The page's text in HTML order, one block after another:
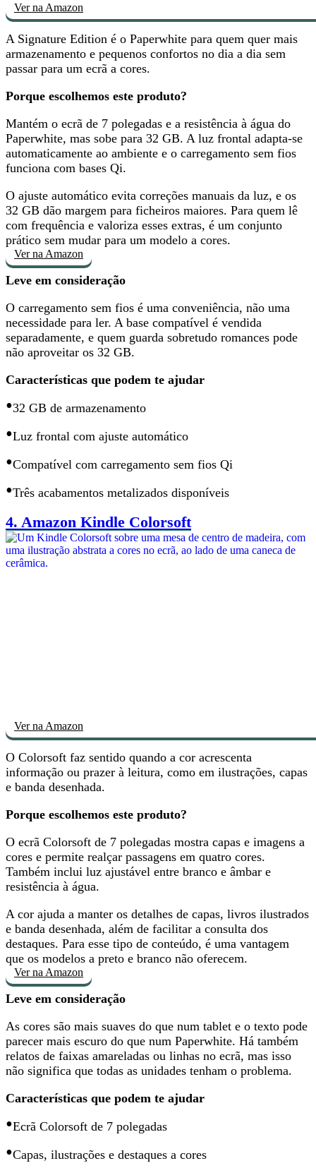
Ver na Amazon
A Signature Edition é o Paperwhite para quem quer mais
armazenamento e pequenos confortos no dia a dia sem
passar para um ecrã a cores.
Porque escolhemos este produto?
Mantém o ecrã de 7 polegadas e a resistência à água do
Paperwhite, mas sobe para 32 GB. A luz frontal adapta-se
automaticamente ao ambiente e o carregamento sem fios
funciona com bases Qi.
O ajuste automático evita correções manuais da luz, e os
32 GB dão margem para ficheiros maiores. Para quem lê
com frequência e valoriza esses extras, é um conjunto
prático sem mudar para um modelo a cores.
Ver na Amazon
Leve em consideração
O carregamento sem fios é uma conveniência, não uma
necessidade para ler. A base compatível é vendida
separadamente, e quem guarda sobretudo romances pode
não aproveitar os 32 GB.
Características que podem te ajudar
•32 GB de armazenamento
•Luz frontal com ajuste automático
•Compatível com carregamento sem fios Qi
•Três acabamentos metalizados disponíveis
4. Amazon Kindle Colorsoft
Ver na Amazon
O Colorsoft faz sentido quando a cor acrescenta
informação ou prazer à leitura, como em ilustrações, capas
e banda desenhada.
Porque escolhemos este produto?
O ecrã Colorsoft de 7 polegadas mostra capas e imagens a
cores e permite realçar passagens em quatro cores.
Também inclui luz ajustável entre branco e âmbar e
resistência à água.
A cor ajuda a manter os detalhes de capas, livros ilustrados
e banda desenhada, além de facilitar a consulta dos
destaques. Para esse tipo de conteúdo, é uma vantagem
que os modelos a preto e branco não oferecem.
Ver na Amazon
Leve em consideração
As cores são mais suaves do que num tablet e o texto pode
parecer mais escuro do que num Paperwhite. Há também
relatos de faixas amareladas ou linhas no ecrã, mas isso
não significa que todas as unidades tenham o problema.
Características que podem te ajudar
•Ecrã Colorsoft de 7 polegadas
•Capas, ilustrações e destaques a cores